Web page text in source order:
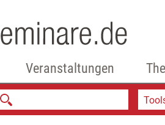
Veranstaltungen